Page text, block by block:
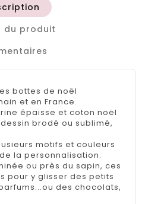
du produit
bottes de noël
et en France.
épaisse et coton noël
brodé ou sublimé,
motifs et couleurs
la personnalisation.
ou près du sapin, ces
pour y glisser des petits
des chocolats,